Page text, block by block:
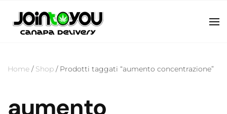
Home / Shop / Prodotti taggati “aumento concentrazione”
aumento